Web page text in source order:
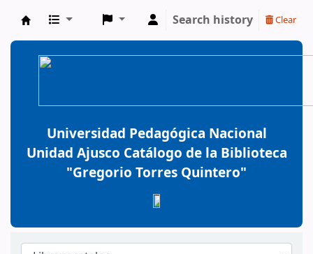
BiblioGTQ
Search history Clear
Universidad Pedagógica Nacional
Unidad Ajusco Catálogo de la Biblioteca
"Gregorio Torres Quintero"